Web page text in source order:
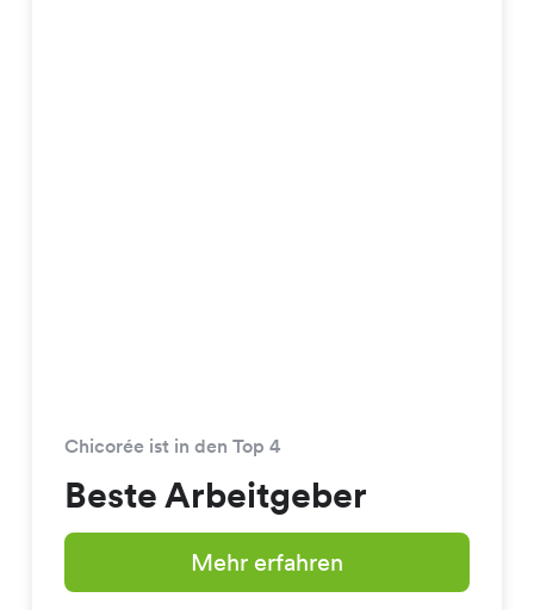
Chicorée ist in den Top 4
Beste Arbeitgeber
Mehr erfahren